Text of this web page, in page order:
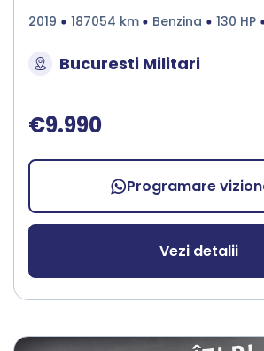
2019 187054 km Benzina 130 HP
Bucuresti Militari
€9.990
Programare
Vezi detalii